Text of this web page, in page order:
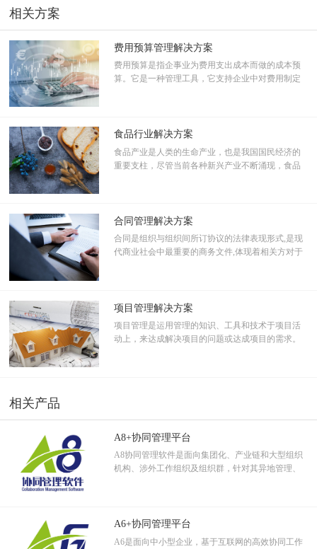
成，致远协同以自由和个性化的流程为桥梁，把运营管理中所有的门
据联通、业务联动。例如，一个复杂的采购流程，通过致远协同去流
转，推送到各个参与人，高效地完成业务流转后，记录下所有的过程
数据，再自动导入到SAP系统里，生成相关的凭证，完成接下来的流
程。
协同应用亮点
么致远协同管理平台则是以人为中心，以协同行为信息为轴线对企业
能够承担起企业的柔性管理的责任。二者就像事物的阴阳两面，一柔
一刚，相辅相成。”上海顶誉食品有限公司信息化负责人表示，“致远
协同与SAP刚柔相济，让久久丫的管理运营更加精细化、一体化、自
动化，实现了跨部门、跨组织、跨地域的共同协作，为公司未来的发
在移动互联网时代下，集成和创新成为品牌提升和企业升级的必经之
路，这其中也包括了信息化的集成。致远协同管理平台在久久丫的落
相关方案
费用预算管理解决方案
费用预算是指企事业为费用支出成本而做的成本预
算。它是一种管理工具，它支持企业中对费用制定
的监控，将实际完成情况与预算目标不断对照和分
析，从而及时指导经营活动的改善和调整，以帮助
管理者更加有效地管理企业和最大程度地实现战略
目标。
食品行业解决方案
食品产业是人类的生命产业，也是我国国民经济的
重要支柱，尽管当前各种新兴产业不断涌现，食品
合同管理解决方案
合同是组织与组织间所订协议的法律表现形式,是现
代商业社会中最重要的商务文件,体现着相关方对于
重谈判下得以敲定并具有长期法律效力。企业的大
多数战略决策与成本节约策略都反映在与合作伙伴
所签订的合同当中。随着全球经济的发展、法律法
规要求不断增加和商业关系的日趋复杂化,合同的复
项目管理解决方案
项目管理是运用管理的知识、工具和技术于项目活
动上，来达成解决项目的问题或达成项目的需求。
关各方对项目的要求与期望，所开展的各种计划、
组织、领导、控制等方面的活动。
相关产品
A8+协同管理平台
A8协同管理软件是面向集团化、产业链和大型组织
机构、涉外工作组织及组织群，针对其异地管理、
A6+协同管理平台
A6是面向中小型企业，基于互联网的高效协同工作